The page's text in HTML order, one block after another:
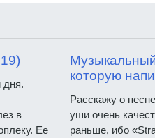
дня.
в
Ее
которую
Расскажу о
уши очень
раньше, ибо